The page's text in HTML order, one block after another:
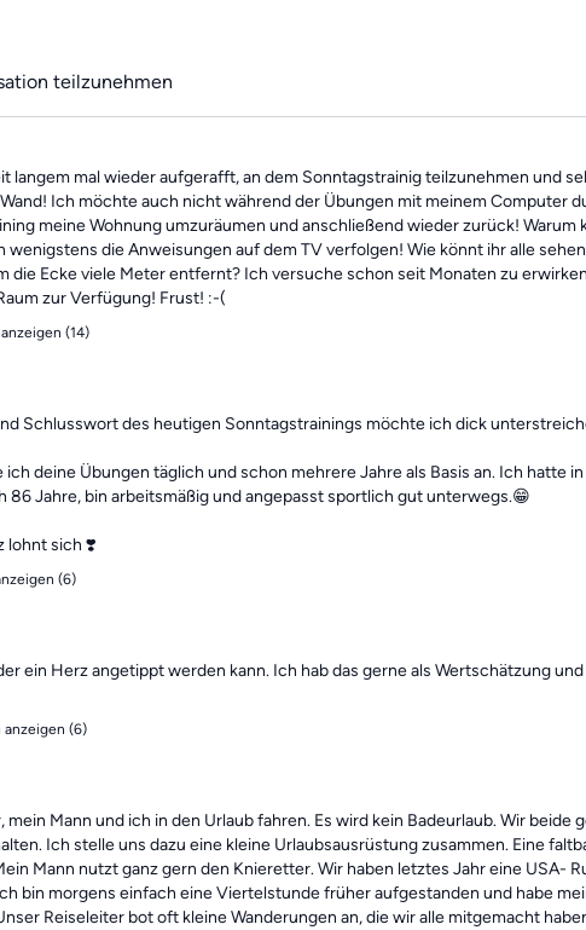
teilzunehmen
langem mal wieder aufgerafft, an dem Sonntagstrainig teilzunehmen und
Ich möchte auch nicht während der Übungen mit meinem
meine Wohnung umzuräumen und anschließend wieder zurück!
wenigstens die Anweisungen auf dem TV verfolgen! Wie könnt ihr alle
die Ecke viele Meter entfernt? Ich versuche schon seit Monaten zu
zur Verfügung! Frust! :-(
(14)
Schlusswort des heutigen Sonntagstrainings möchte ich dick
deine Übungen täglich und schon mehrere Jahre als Basis an. Ich
86 Jahre, bin arbeitsmäßig und angepasst sportlich gut unterwegs.😁
lohnt sich❣️
(6)
ein Herz angetippt werden kann. Ich hab das gerne als Wertschätzung
(6)
mein Mann und ich in den Urlaub fahren. Es wird kein Badeurlaub. Wir
Ich stelle uns dazu eine kleine Urlaubsausrüstung zusammen. Eine
Mann nutzt ganz gern den Knieretter. Wir haben letztes Jahr eine USA-
bin morgens einfach eine Viertelstunde früher aufgestanden und habe
Reiseleiter bot oft kleine Wanderungen an, die wir alle mitgemacht